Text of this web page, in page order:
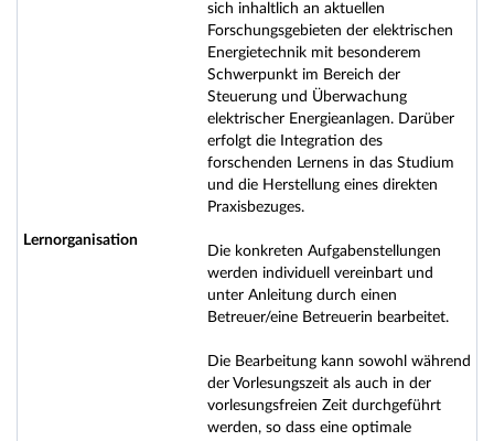
Lernorganisation
sich inhaltlich an aktuellen
Forschungsgebieten der elektrischen
Energietechnik mit besonderem
Schwerpunkt im Bereich der
Steuerung und Überwachung
elektrischer Energieanlagen. Darüber
erfolgt die Integration des
forschenden Lernens in das Studium
und die Herstellung eines direkten
Praxisbezuges.
Die konkreten Aufgabenstellungen
werden individuell vereinbart und
unter Anleitung durch einen
Betreuer/eine Betreuerin bearbeitet.
Die Bearbeitung kann sowohl während
der Vorlesungszeit als auch in der
vorlesungsfreien Zeit durchgeführt
werden, so dass eine optimale